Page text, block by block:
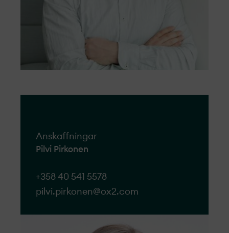
Anskaffningar
Pilvi Pirkonen
+358 40 541 5578
pilvi.pirkonen@ox2.com